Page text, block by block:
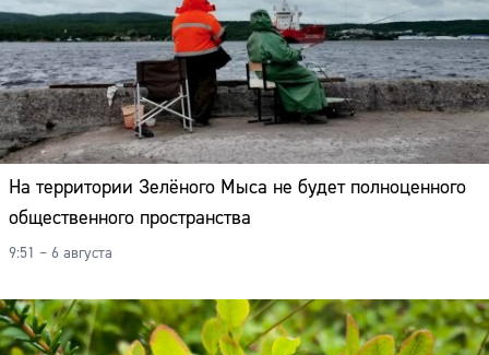
На территории Зелёного Мыса не будет полноценного
общественного пространства
9:51 – 6 августа